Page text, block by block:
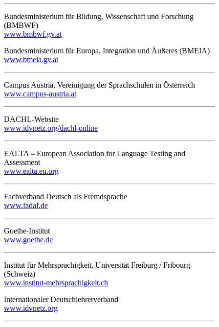
Bundesministerium für Bildung, Wissenschaft und Forschung
(BMBWF)
www.bmbwf.gv.at
Bundesministerium für Europa, Integration und Äußeres (BMEIA)
www.bmeia.gv.at
Campus Austria, Vereinigung der Sprachschulen in Österreich
www.campus-austria.at
DACHL-Website
www.idvnetz.org/dachl-online
EALTA – European Association for Language Testing and
Assessment
www.ealta.eu.org
Fachverband Deutsch als Fremdsprache
www.fadaf.de
Goethe-Institut
www.goethe.de
Institut für Mehrsprachigkeit, Universität Freiburg / Fribourg
(Schweiz)
www.institut-mehrsprachigkeit.ch
Internationaler Deutschlehrerverband
www.idvnetz.org